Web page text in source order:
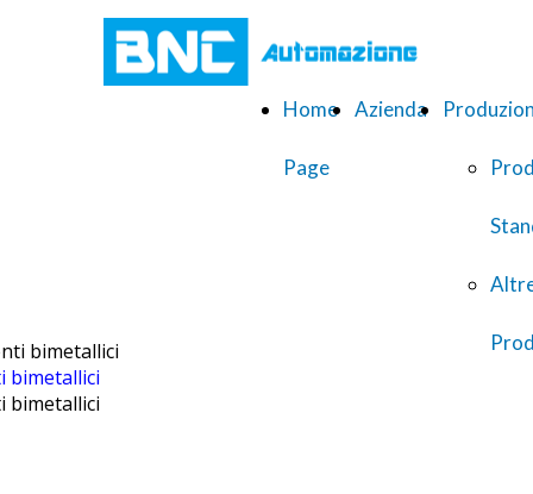
Home
Page
Azienda
bimetallici
bimetallici